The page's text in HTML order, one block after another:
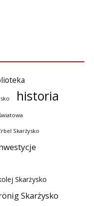
historia
Skarżysko
Skarżysko
Skarżysko